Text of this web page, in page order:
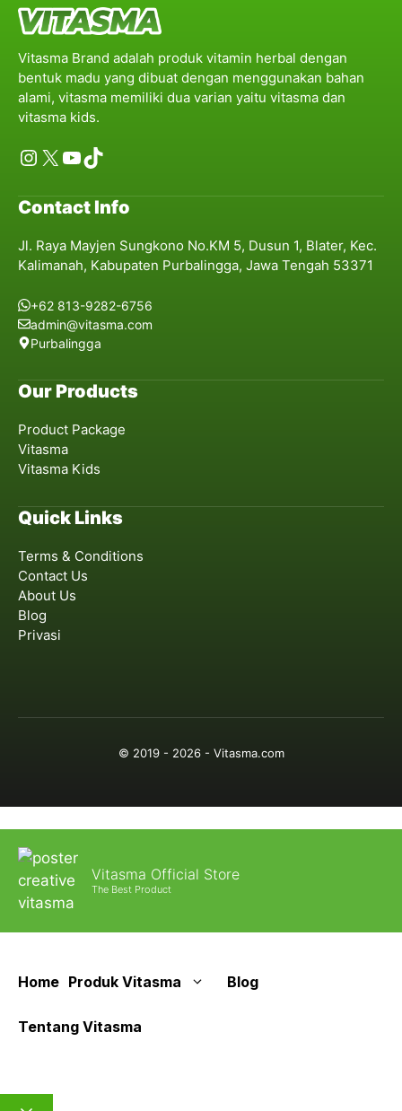
Vitasma Brand adalah produk vitamin herbal dengan
bentuk madu yang dibuat dengan menggunakan bahan
alami, vitasma memiliki dua varian yaitu vitasma dan
vitasma kids.
Instagram
X YouTube
TikTok
Contact Info
Jl. Raya Mayjen Sungkono No.KM 5, Dusun 1, Blater, Kec.
Kalimanah, Kabupaten Purbalingga, Jawa Tengah 53371
+62 813-9282-6756
admin@vitasma.com
Purbalingga
Our Products
Product Package
Vitasma
Vitasma Kids
Quick Links
Terms & Conditions
Contact Us
About Us
Blog
Privasi
© 2019 - 2026 - Vitasma.com
Vitasma Official Store
The Best Product
Home Produk Vitasma Blog
Tentang Vitasma